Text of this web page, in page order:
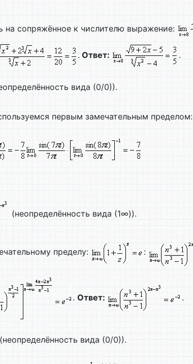
на сопряжённое к числителю выражение:
. Ответ: .
вида (0/0)).
первым замечательным пределом:
(неопределённость вида (1∞)).
пределу: :
. Ответ: .
(неопределённость вида (0/0)).